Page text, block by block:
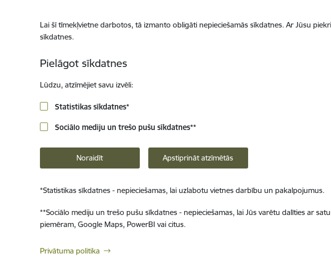
Lai šī tīmekļvietne darbotos, tā izmanto obligāti nepieciešamās sīkdatnes. Ar Jūsu
sīkdatnes.
Pielāgot sīkdatnes
Lūdzu, atzīmējiet savu izvēli:
Statistikas sīkdatnes*
Sociālo mediju un trešo pušu sīkdatnes**
Noraidīt Apstiprināt atzīmētās
*Statistikas sīkdatnes - nepieciešamas, lai uzlabotu vietnes darbību un pakalpojumus.
**Sociālo mediju un trešo pušu sīkdatnes - nepieciešamas, lai Jūs varētu dalīties ar
piemēram, Google Maps, PowerBI vai citus.
Privātuma politika